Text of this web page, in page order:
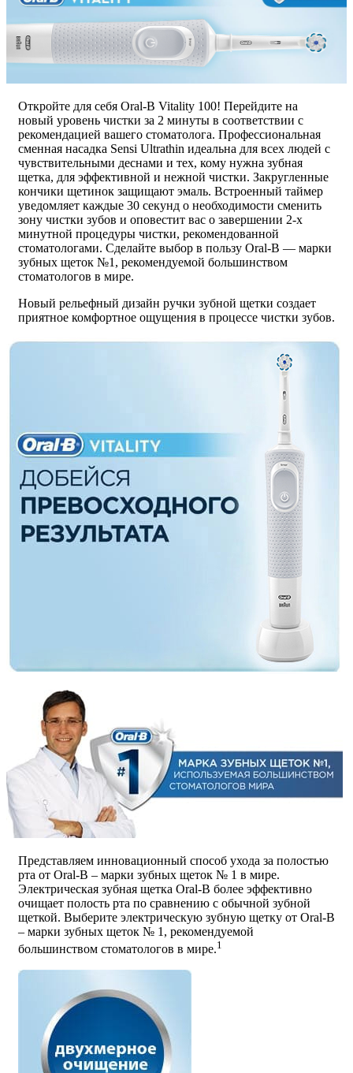
Откройте для себя Oral-B Vitality 100! Перейдите на
новый уровень чистки за 2 минуты в соответствии с
рекомендацией вашего стоматолога. Профессиональная
сменная насадка Sensi Ultrathin идеальна для всех людей с
чувствительными деснами и тех, кому нужна зубная
щетка, для эффективной и нежной чистки. Закругленные
кончики щетинок защищают эмаль. Встроенный таймер
уведомляет каждые 30 секунд о необходимости сменить
зону чистки зубов и оповестит вас о завершении 2-х
минутной процедуры чистки, рекомендованной
стоматологами. Сделайте выбор в пользу Oral-B — марки
зубных щеток №1, рекомендуемой большинством
стоматологов в мире.
Новый рельефный дизайн ручки зубной щетки создает
приятное комфортное ощущения в процессе чистки зубов.
Представляем инновационный способ ухода за полостью
рта от Oral-B – марки зубных щеток № 1 в мире.
Электрическая зубная щетка Oral-B более эффективно
очищает полость рта по сравнению с обычной зубной
щеткой. Выберите электрическую зубную щетку от Oral-B
– марки зубных щеток № 1, рекомендуемой
большинством стоматологов в мире.1